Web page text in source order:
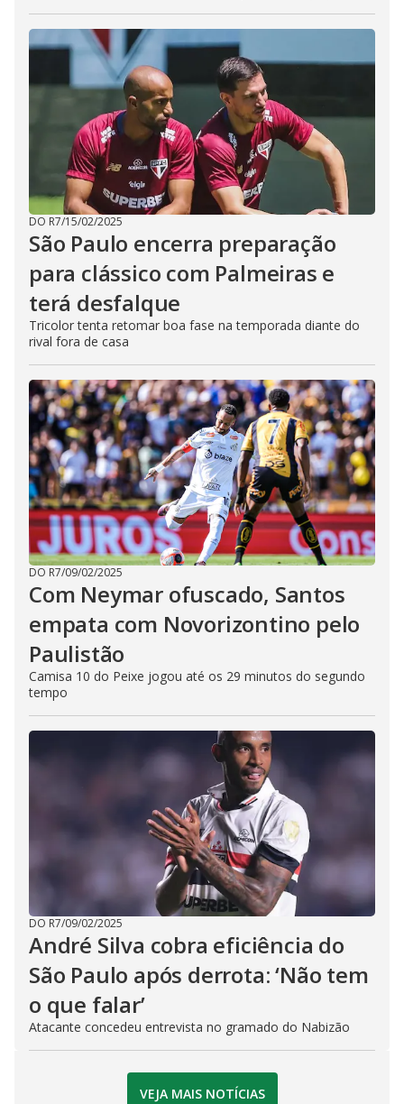
DO R7/15/02/2025
São Paulo encerra preparação
para clássico com Palmeiras e
terá desfalque
Tricolor tenta retomar boa fase na temporada diante do
rival fora de casa
DO R7/09/02/2025
Com Neymar ofuscado, Santos
empata com Novorizontino pelo
Paulistão
Camisa 10 do Peixe jogou até os 29 minutos do segundo
tempo
DO R7/09/02/2025
André Silva cobra eficiência do
São Paulo após derrota: ‘Não tem
o que falar’
Atacante concedeu entrevista no gramado do Nabizão
VEJA MAIS NOTÍCIAS